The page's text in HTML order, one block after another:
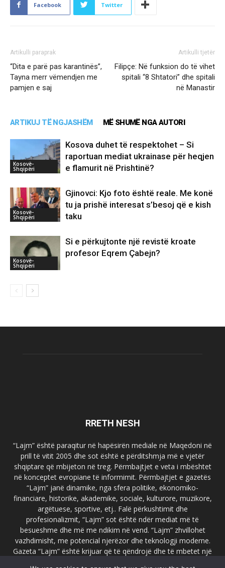
Facebook Twitter
Artikulli paraprak
“Dita e parë pas karantinës”,
Tayna merr vëmendjen me
pamjen e saj
Artikulli tjetër
Filipçe: Në funksion do të vihet
spitali “8 Shtatori” dhe spitali
në Manastir
ARTIKUJ TË NGJASHËM MË SHUMË NGA AUTORI
Kosovë-
Shqipëri
Kosova duhet të respektohet – Si
raportuan mediat ukrainase për heqjen
e flamurit në Prishtinë?
Kosovë-
Shqipëri
Gjinovci: Kjo foto është reale. Me konë
tu ja prishë interesat s’besoj që e kish
taku
Kosovë-
Shqipëri
Si e përkujtonte një revistë kroate
profesor Eqrem Çabejn?
RRETH NESH
“Lajm” është paraqitur në hapësirën mediale në Maqedoni në
prill të vitit 2005 dhe sot është e përditshmja më e vjetër
shqiptare që mbijeton në treg. Përmbajtjet e veta i mbështet
në konceptet evropiane të informimit. Përmbajtjet e gazetës
“Lajm” janë dinamike, nga sfera politike, ekonomiko-
financiare, historike, akademike, sociale, kulturore, muzikore,
argëtuese, sportive, etj.. Falë përkushtimit dhe
profesionalizmit, “Lajm” sot është ndër mediat më të
besueshme dhe më me ndikim në vend. “Lajm” zhvillohet
vazhdimisht, me potencial njerëzor dhe teknologji moderne.
Gazeta “Lajm” është krijuar që të qëndrojë dhe të mbetet një